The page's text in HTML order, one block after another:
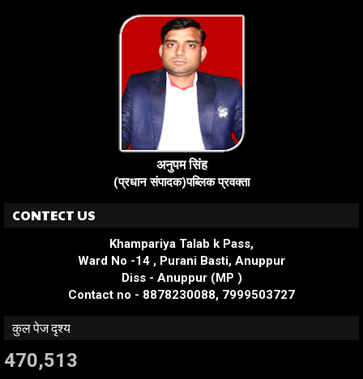
अनुपम सिंह
(प्रधान संपादक)पब्लिक प्रवक्ता
CONTECT US
Khampariya Talab k Pass,
Ward No -14 , Purani Basti, Anuppur
Diss - Anuppur (MP )
Contact no - 8878230088, 7999503727
कुल पेज दृश्य
470,513